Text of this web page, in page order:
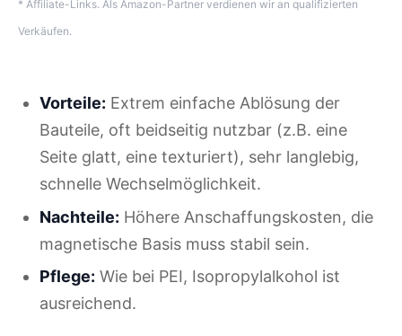
* Affiliate-Links. Als Amazon-Partner verdienen wir an qualifizierten
Verkäufen.
Vorteile: Extrem einfache Ablösung der
Bauteile, oft beidseitig nutzbar (z.B. eine
Seite glatt, eine texturiert), sehr langlebig,
schnelle Wechselmöglichkeit.
Nachteile: Höhere Anschaffungskosten, die
magnetische Basis muss stabil sein.
Pflege: Wie bei PEI, Isopropylalkohol ist
ausreichend.